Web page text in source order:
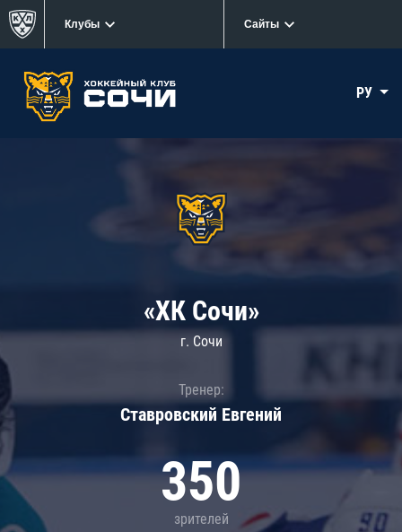
Клубы Сайты
РУ
«ХК Сочи»
г. Сочи
Тренер:
Ставровский Евгений
350
зрителей